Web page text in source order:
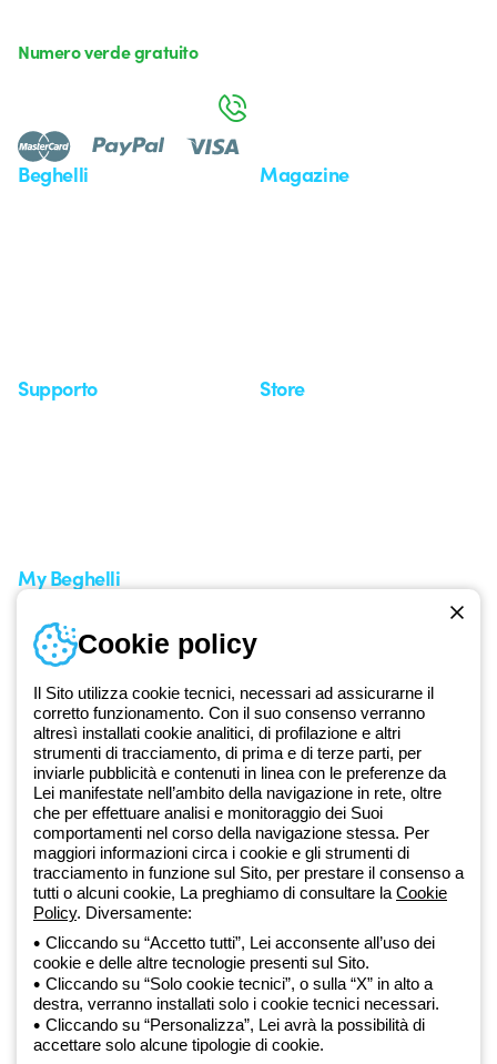
Dal 2025 Beghelli è parte del Gruppo GEWISS, all’interno
dell’ecosistema GEWISS LightZone, dove realizziamo soluzioni di
illuminazione integrate che trasformano la complessità in semplicità,
supportando professionisti e utenti finali nella realizzazione dei loro
bisogni.Scopri di più su GEWISS
Beghelli Magazine
Supporto Store
My Beghelli
Accedi o registrati
Formazione
Documentazione e software
Iscriviti alla newsletter
Numero verde gratuito
Privacy Policy
Cookie policy
Condizioni di vendita
Tutte le policy
Accessibilità
Cookie policy
Il Sito utilizza cookie tecnici, necessari ad assicurarne il
corretto funzionamento. Con il suo consenso verranno
altresì installati cookie analitici, di profilazione e altri
strumenti di tracciamento, di prima e di terze parti, per
inviarle pubblicità e contenuti in linea con le preferenze da
Lei manifestate nell’ambito della navigazione in rete, oltre
che per effettuare analisi e monitoraggio dei Suoi
comportamenti nel corso della navigazione stessa. Per
maggiori informazioni circa i cookie e gli strumenti di
tracciamento in funzione sul Sito, per prestare il consenso a
tutti o alcuni cookie, La preghiamo di consultare la Cookie
Policy. Diversamente:
Cliccando su “Accetto tutti”, Lei acconsente all’uso dei
cookie e delle altre tecnologie presenti sul Sito.
Cliccando su “Solo cookie tecnici”, o sulla “X” in alto a
destra, verranno installati solo i cookie tecnici necessari.
Cliccando su “Personalizza”, Lei avrà la possibilità di
accettare solo alcune tipologie di cookie.